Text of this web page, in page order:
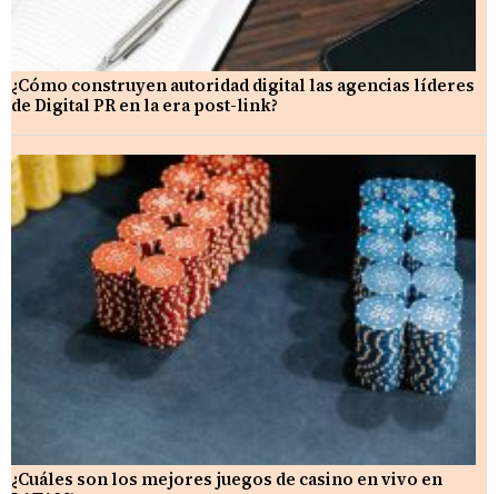
¿Cómo construyen autoridad digital las agencias líderes
de Digital PR en la era post-link?
¿Cuáles son los mejores juegos de casino en vivo en